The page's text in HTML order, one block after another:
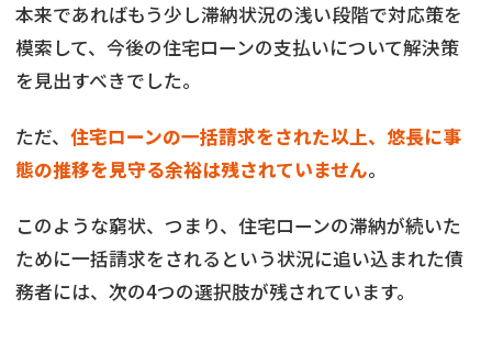
本来であればもう少し滞納状況の浅い段階で対応策を
模索して、今後の住宅ローンの支払いについて解決策
を見出すべきでした。
ただ、 住宅ローンの一括請求をされた以上、悠長に事
態の推移を見守る余裕は残されていません。
このような窮状、つまり、住宅ローンの滞納が続いた
ために一括請求をされるという状況に追い込まれた債
務者には、次の4つの選択肢が残されています。